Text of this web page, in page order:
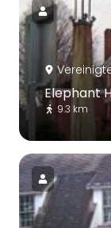
Elephant
9.3 km